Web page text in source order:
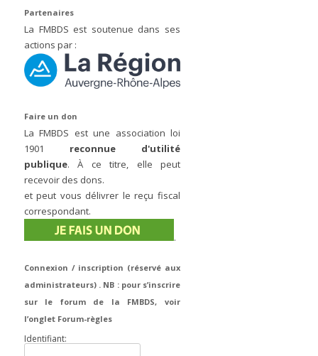
Partenaires
La FMBDS est soutenue dans ses
actions par :
Faire un don
La FMBDS est une association loi
1901 reconnue d'utilité
publique. À ce titre, elle peut
recevoir des dons.
et peut vous délivrer le reçu fiscal
correspondant.
.
Connexion / inscription (réservé aux
administrateurs) . NB : pour s’inscrire
sur le forum de la FMBDS, voir
l’onglet Forum-règles
Identifiant: